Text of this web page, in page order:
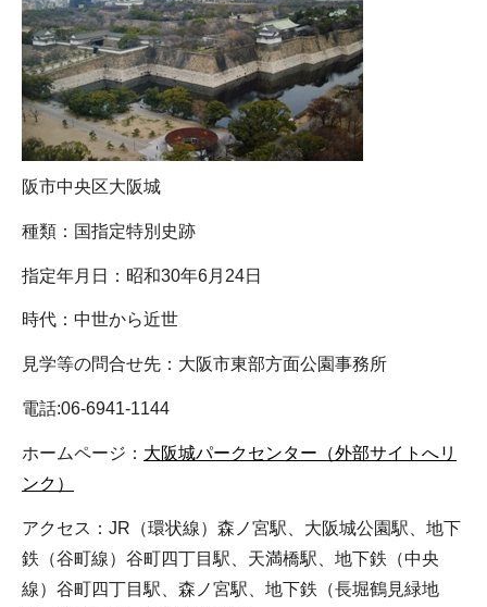
阪市中央区大阪城
種類：国指定特別史跡
指定年月日：昭和30年6月24日
時代：中世から近世
見学等の問合せ先：大阪市東部方面公園事務所
電話:06-6941-1144
ホームページ： 大阪城パークセンター（外部サイトへリ
ンク）
アクセス：JR（環状線）森ノ宮駅、大阪城公園駅、地下
鉄（谷町線）谷町四丁目駅、天満橋駅、地下鉄（中央
線）谷町四丁目駅、森ノ宮駅、地下鉄（長堀鶴見緑地